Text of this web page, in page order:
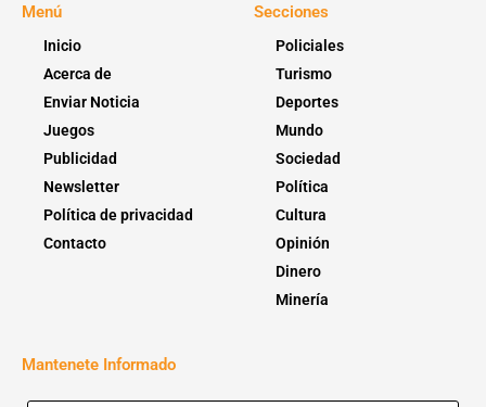
Menú
Inicio
Acerca de
Enviar Noticia
Juegos
Publicidad
Newsletter
Política de privacidad
Contacto
Secciones
Policiales
Turismo
Deportes
Mundo
Sociedad
Política
Cultura
Opinión
Dinero
Minería
Mantenete Informado